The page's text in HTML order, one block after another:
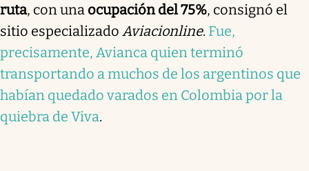
ruta, con una ocupación del 75%, consignó el
sitio especializado Aviacionline. Fue,
precisamente, Avianca quien terminó
transportando a muchos de los argentinos que
habían quedado varados en Colombia por la
quiebra de Viva.